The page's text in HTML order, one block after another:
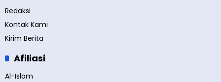
Redaksi
Kontak Kami
Kirim Berita
Afiliasi
Al-Islam